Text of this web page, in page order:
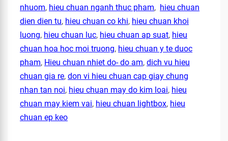
nhuom, hieu chuan nganh thuc pham, hieu chuan
dien dien tu, hieu chuan co khi, hieu chuan khoi
luong, hieu chuan luc, hieu chuan ap suat, hieu
chuan hoa hoc moi truong, hieu chuan y te duoc
pham, Hieu chuan nhiet do- do am, dich vu hieu
chuan gia re, don vi hieu chuan cap giay chung
nhan tan noi, hieu chuan may do kim loai, hieu
chuan may kiem vai, hieu chuan lightbox, hieu
chuan ep keo